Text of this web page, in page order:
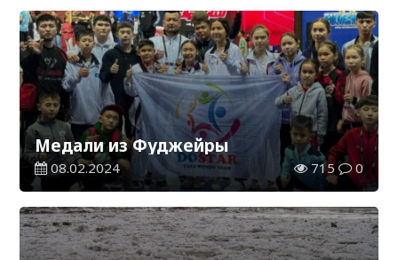
Медали из Фуджейры
08.02.2024 715 0